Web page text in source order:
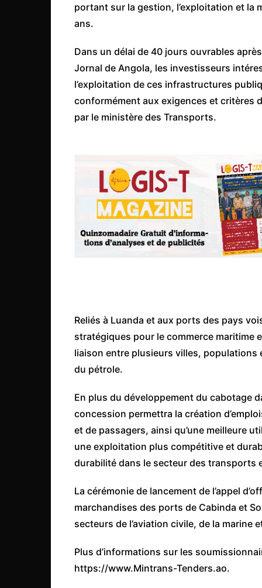
Kenya
Mali
Malawi Fr
Maroc
Niger
Rwanda
République
Congo
São Tomé et Príncipe
Sierra Leone
Soudan
Zimbabwe
portant sur la gestion, l’exploitation et la
ans.
Dans un délai de 40 jours ouvrables
Jornal de Angola, les investisseurs
l’exploitation de ces infrastructures
conformément aux exigences et critères
par le ministère des Transports.
Reliés à Luanda et aux ports des pays
stratégiques pour le commerce maritime
liaison entre plusieurs villes,
du pétrole.
En plus du développement du cabotage
concession permettra la création
et de passagers, ainsi qu’une meilleure
une exploitation plus compétitive et
durabilité dans le secteur des transports
La cérémonie de lancement de l’appel
marchandises des ports de Cabinda et
secteurs de l’aviation civile, de la marine
Plus d’informations sur les
https://www.Mintrans-Tenders.ao.